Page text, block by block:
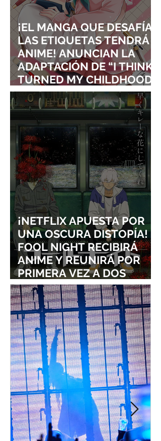
¡EL MANGA QUE DESAFÍA
LAS ETIQUETAS TENDRÁ
ANIME! ANUNCIAN LA
ADAPTACIÓN DE “I THINK I
TURNED MY CHILDHOOD
FRIEND INTO A GIRL”
¡NETFLIX APUESTA POR
UNA OSCURA DISTOPÍA!
FOOL NIGHT RECIBIRÁ
ANIME Y REUNIRÁ POR
PRIMERA VEZ A DOS
ESTUDIOS LEGENDARIOS